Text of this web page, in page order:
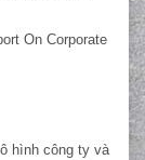
On Corporate
hình công ty và